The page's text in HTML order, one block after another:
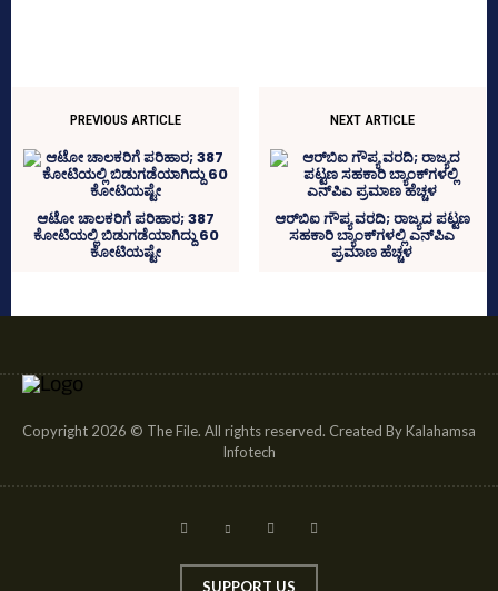
PREVIOUS ARTICLE
ಆಟೋ ಚಾಲಕರಿಗೆ ಪರಿಹಾರ; 387
ಕೋಟಿಯಲ್ಲಿ ಬಿಡುಗಡೆಯಾಗಿದ್ದು 60
ಕೋಟಿಯಷ್ಟೇ
NEXT ARTICLE
ಆರ್‌ಬಿಐ ಗೌಪ್ಯ ವರದಿ; ರಾಜ್ಯದ ಪಟ್ಟಣ
ಸಹಕಾರಿ ಬ್ಯಾಂಕ್‌ಗಳಲ್ಲಿ ಎನ್‌ಪಿಎ
ಪ್ರಮಾಣ ಹೆಚ್ಚಳ
Copyright 2026 © The File. All rights reserved. Created By Kalahamsa
Infotech
SUPPORT US